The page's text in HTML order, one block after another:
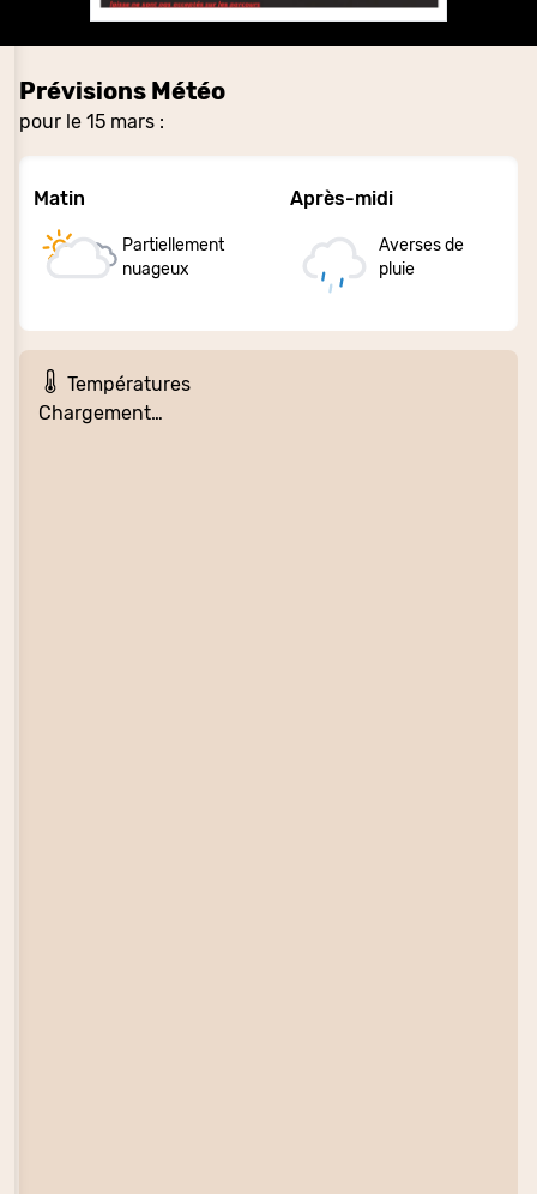
Prévisions Météo
pour le 15 mars :
Matin
Partiellement
nuageux
Après-midi
Averses de
pluie
Températures
Chargement…